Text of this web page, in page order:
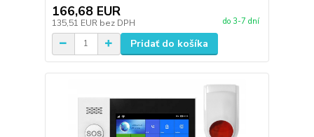
166,68 EUR
135,51 EUR bez DPH do 3-7 dní
Pridať do košíka